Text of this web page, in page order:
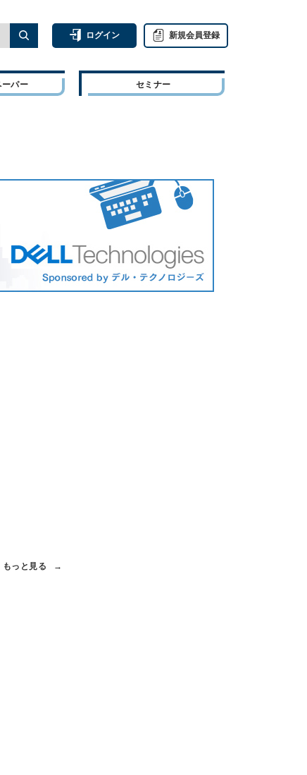
ログイン 新規会員登録
ーパー セミナー
もっと見る